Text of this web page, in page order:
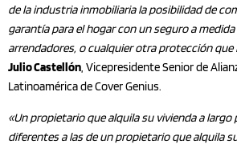
de la industria inmobiliaria la posibilidad de
garantía para el hogar con un seguro a
arrendadores, o cualquier otra protección que
Julio Castellón, Vicepresidente Senior de
Latinoamérica de Cover Genius.
«Un propietario que alquila su vivienda a largo
diferentes a las de un propietario que alquila